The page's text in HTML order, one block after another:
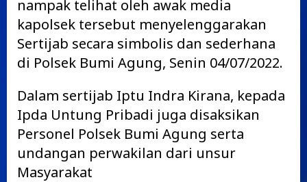
nampak telihat oleh awak media
kapolsek tersebut menyelenggarakan
Sertijab secara simbolis dan sederhana
di Polsek Bumi Agung, Senin 04/07/2022.
Dalam sertijab Iptu Indra Kirana, kepada
Ipda Untung Pribadi juga disaksikan
Personel Polsek Bumi Agung serta
undangan perwakilan dari unsur
Masyarakat